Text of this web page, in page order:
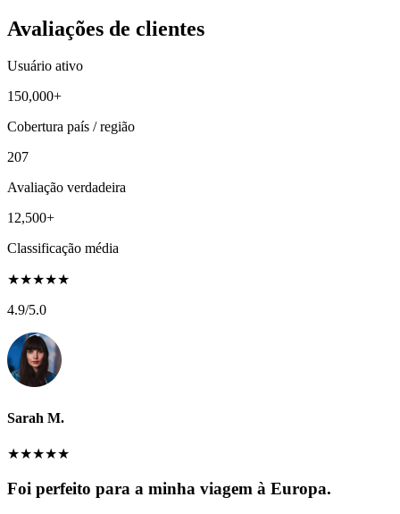
Avaliações de clientes
Usuário ativo
150,000+
Cobertura país / região
207
Avaliação verdadeira
12,500+
Classificação média
★★★★★
4.9/5.0
Sarah M.
★★★★★
Foi perfeito para a minha viagem à Europa.